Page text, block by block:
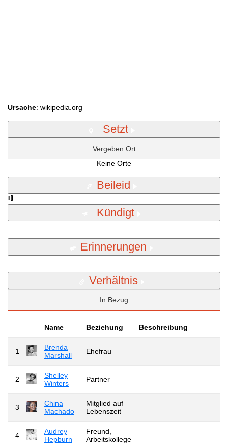
Ursache: wikipedia.org
Setzt
Vergeben Ort
Keine Orte
Beileid
Kündigt
Erinnerungen
Verhältnis
In Bezug
Name Beziehung Beschreibung
1
Brenda
Marshall
Ehefrau
2
Shelley
Winters
Partner
3
China
Machado
Mitglied auf
Lebenszeit
4
Audrey
Hepburn
Freund,
Arbeitskollege